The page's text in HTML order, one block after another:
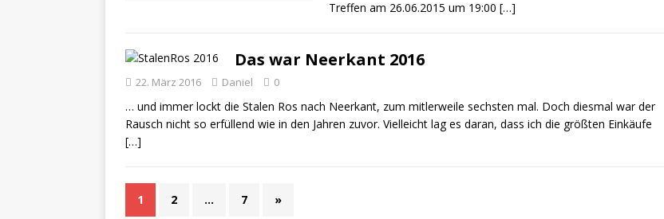
Treffen am 26.06.2015 um 19:00 […]
Das war Neerkant 2016
22. März 2016 Daniel 0
… und immer lockt die Stalen Ros nach Neerkant, zum mitlerweile sechsten mal. Doch diesmal war der
Rausch nicht so erfüllend wie in den Jahren zuvor. Vielleicht lag es daran, dass ich die größten Einkäufe
[…]
1 2 … 7 »